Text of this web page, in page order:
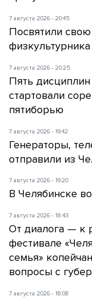
7 августа 2026 - 20:45
Посвятили
7 августа 2026 - 20:25
Пять
стартовали
пятиборью
7 августа 2026 - 19:42
Генераторы,
отправили из
7 августа 2026 - 19:20
В Челябинске
7 августа 2026 - 18:43
От диалога — к
фестивале
семья»
вопросы с
7 августа 2026 - 18:08